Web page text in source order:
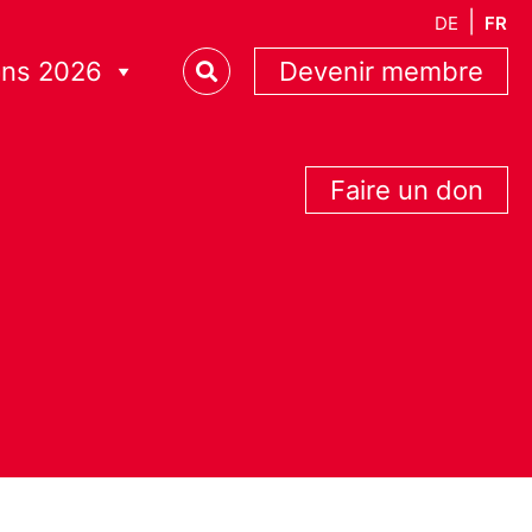
DE FR
2026 Devenir membre
Faire un don